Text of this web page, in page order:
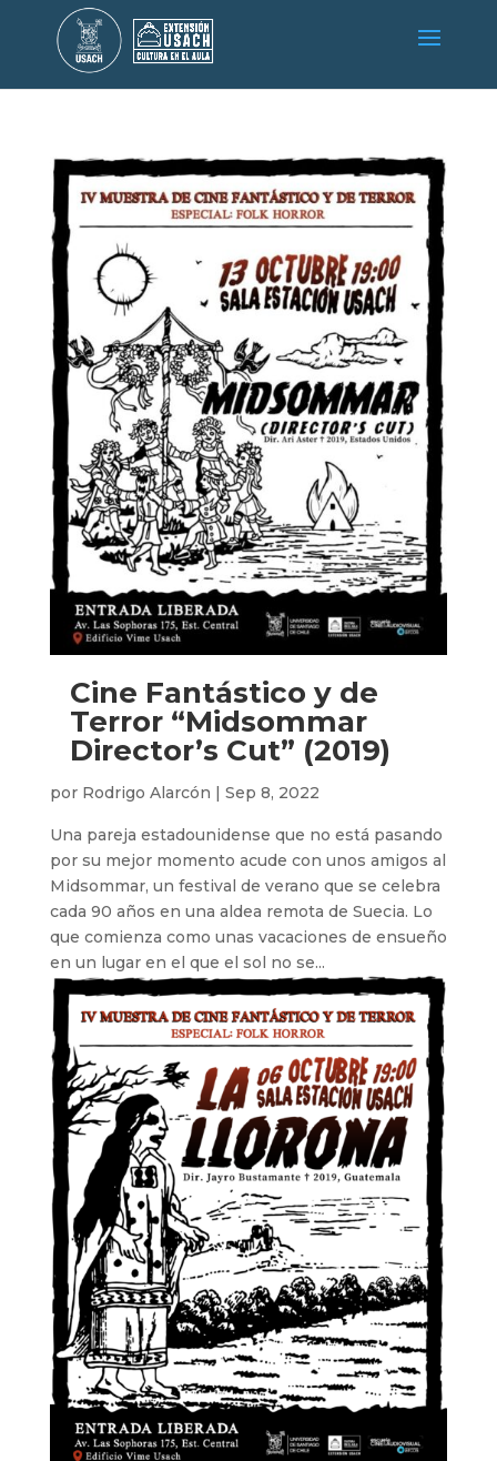
Cine Fantástico y de
Terror “Midsommar
Director’s Cut” (2019)
por Rodrigo Alarcón | Sep 8, 2022
Una pareja estadounidense que no está pasando
por su mejor momento acude con unos amigos al
Midsommar, un festival de verano que se celebra
cada 90 años en una aldea remota de Suecia. Lo
que comienza como unas vacaciones de ensueño
en un lugar en el que el sol no se...